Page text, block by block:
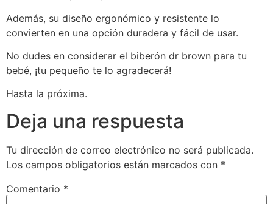
Además, su diseño ergonómico y resistente lo
convierten en una opción duradera y fácil de usar.
No dudes en considerar el biberón dr brown para tu
bebé, ¡tu pequeño te lo agradecerá!
Hasta la próxima.
Deja una respuesta
Tu dirección de correo electrónico no será publicada.
Los campos obligatorios están marcados con *
Comentario *